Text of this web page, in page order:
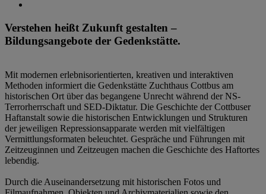
Verstehen heißt Zukunft gestalten –
Bildungsangebote der Gedenkstätte.
Mit modernen erlebnisorientierten, kreativen und interaktiven
Methoden informiert die Gedenkstätte Zuchthaus Cottbus am
historischen Ort über das begangene Unrecht während der NS-
Terrorherrschaft und SED-Diktatur. Die Geschichte der Cottbuser
Haftanstalt sowie die historischen Entwicklungen und Strukturen
der jeweiligen Repressionsapparate werden mit vielfältigen
Vermittlungsformaten beleuchtet. Gespräche und Führungen mit
Zeitzeuginnen und Zeitzeugen machen die Geschichte des Haftortes
lebendig.
Durch die Auseinandersetzung mit historischen Fotos und